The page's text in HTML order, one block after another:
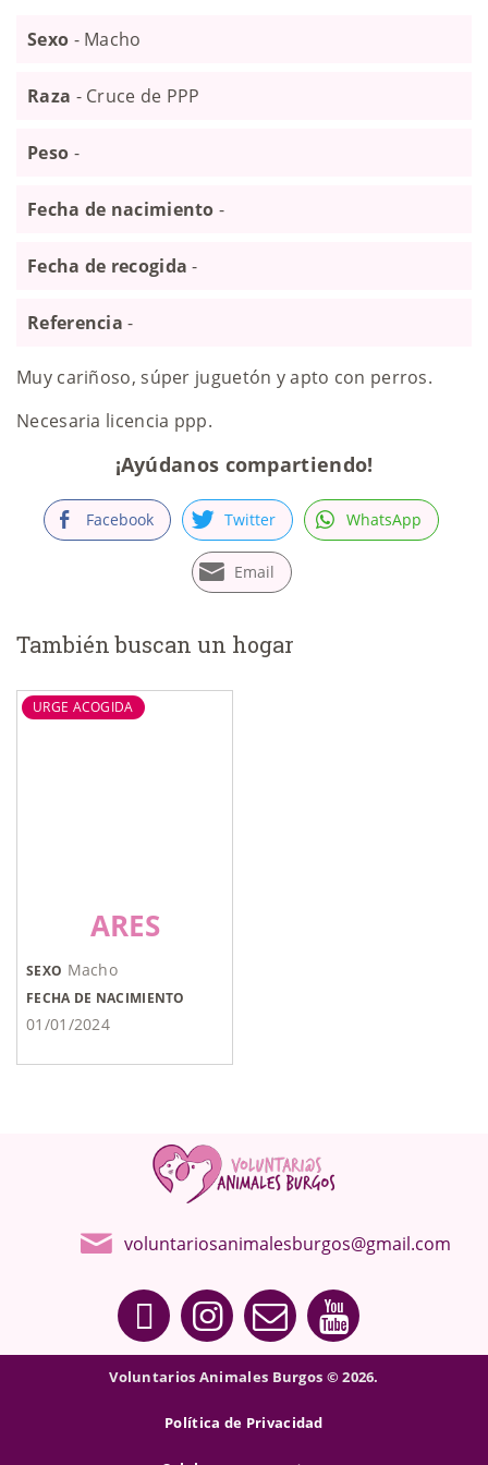
Sexo - Macho
Raza - Cruce de PPP
Peso -
Fecha de nacimiento -
Fecha de recogida -
Referencia -
Muy cariñoso, súper juguetón y apto con perros.
Necesaria licencia ppp.
¡Ayúdanos compartiendo!
Facebook Twitter WhatsApp
Email
También buscan un hogar
URGE ACOGIDA
ARES
SEXO Macho
FECHA DE NACIMIENTO
01/01/2024
voluntariosanimalesburgos@gmail.com
Voluntarios Animales Burgos © 2026.
Política de Privacidad